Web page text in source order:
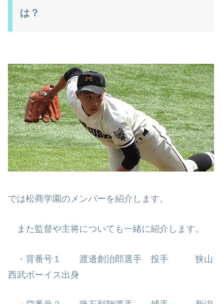
は？
では松商学園のメンバーを紹介します。
また監督や主将についても一緒に紹介します。
・背番号１ 渡邊創治郎選手 投手 狭山
西武ボーイス出身